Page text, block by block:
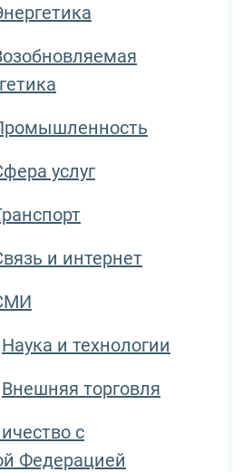
услуг
и интернет
Наука и технологии
Внешняя торговля
с
Федерацией